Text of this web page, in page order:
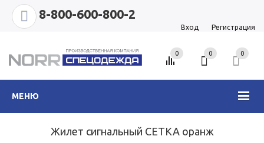
8-800-600-800-2
Вход Регистрация
МЕНЮ
0 0
0
Жилет сигнальный СЕТКА оранж